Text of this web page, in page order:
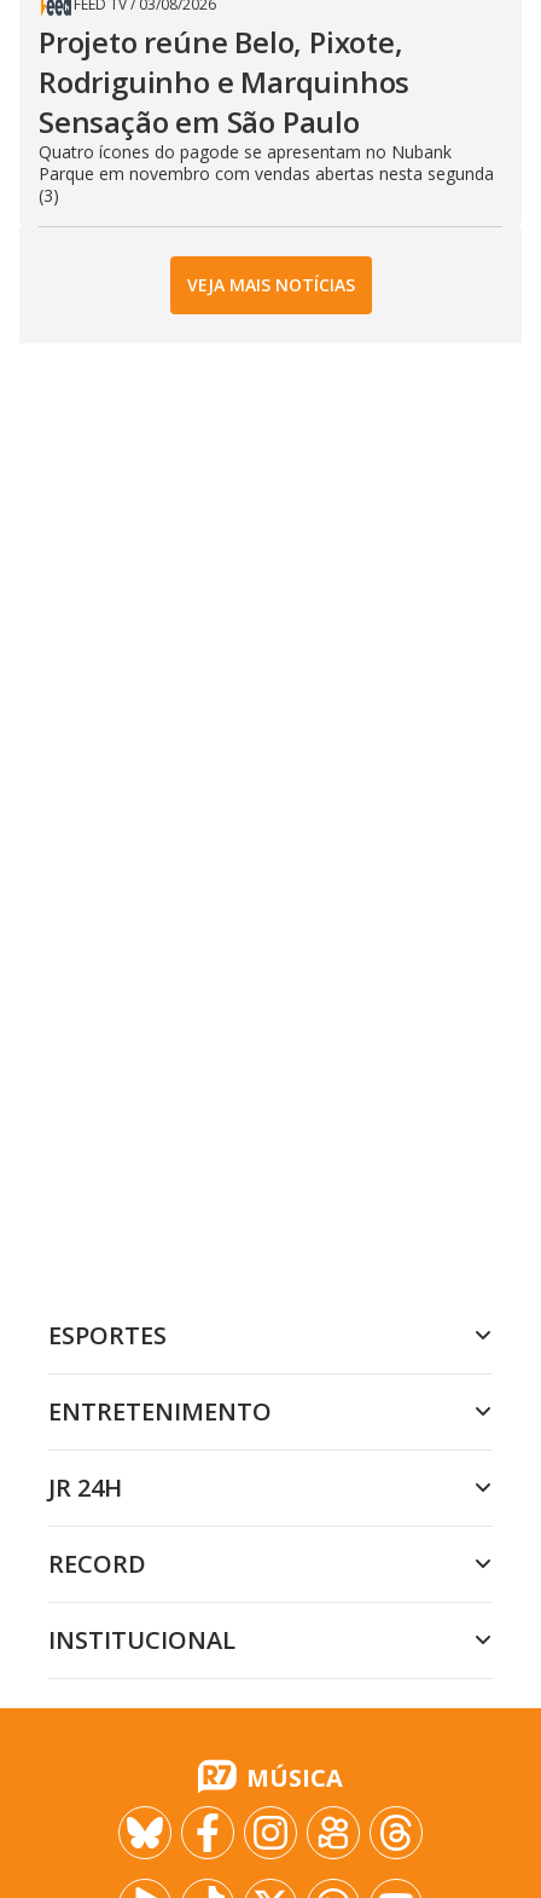
Projeto reúne Belo, Pixote,
Rodriguinho e Marquinhos
Sensação em São Paulo
Quatro ícones do pagode se apresentam no Nubank
Parque em novembro com vendas abertas nesta segunda
(3)
VEJA MAIS NOTÍCIAS
ESPORTES
ENTRETENIMENTO
JR 24H
RECORD
INSTITUCIONAL
MÚSICA